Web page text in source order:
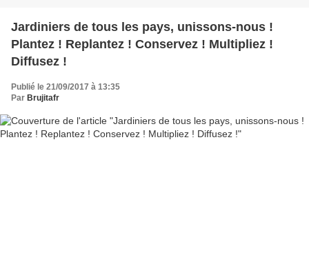
Jardiniers de tous les pays, unissons-nous !
Plantez ! Replantez ! Conservez ! Multipliez !
Diffusez !
Publié le 21/09/2017 à 13:35
Par Brujitafr